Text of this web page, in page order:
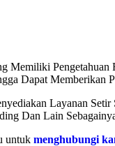
Memiliki Pengetahuan
Dapat Memberikan
Layanan
Dan Lain
untuk menghubungi